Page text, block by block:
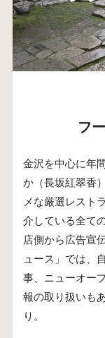
フ
金沢を中心に年
か（長坂紅翠香
メな厳選レスト
介している全て
店側から広告宣
ュース」では、
事、ニューオー
報の取り扱いも
り。